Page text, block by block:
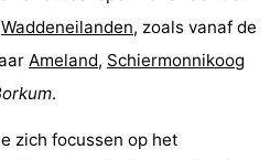
Waddeneilanden, zoals vanaf de
Ameland, Schiermonnikoog
.
zich focussen op het